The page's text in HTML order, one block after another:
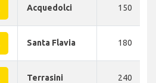
Acquedolci 150
Santa Flavia 180
Terrasini 240